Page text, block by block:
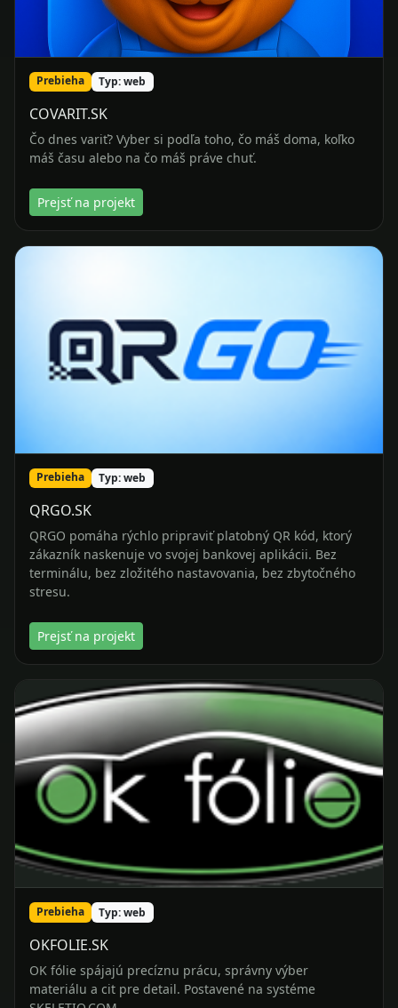
Prejsť na projekt
QRGO.SK
QRGO pomáha rýchlo pripraviť platobný QR kód, ktorý
zákazník naskenuje vo svojej bankovej aplikácii. Bez
terminálu, bez zložitého nastavovania, bez zbytočného
Prebieha Typ: web
OKFOLIE.SK
OK fólie spájajú precíznu prácu, správny výber
materiálu a cit pre detail. Postavené na systéme
SKELETIO.COM
Prejsť na projekt